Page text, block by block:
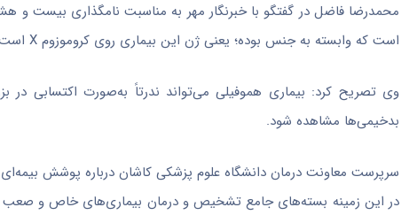
محمدرضا فاضل در گفتگو با خبرنگار مهر به مناسبت نامگذاری بیست و
است که وابسته به جنس بوده؛ یعنی ژن این بیماری روی کروموزوم X است. عمدتاً این بیماری در مردان بروز می‌کند و در زنان بسیار نادر است.
وی تصریح کرد: بیماری هموفیلی می‌تواند ندرتاً به‌صورت اکتسابی در
بدخیمی‌ها مشاهده شود.
سرپرست معاونت درمان دانشگاه علوم پزشکی کاشان درباره پوشش
در این زمینه بسته‌های جامع تشخیص و درمان بیماری‌های خاص و صعب